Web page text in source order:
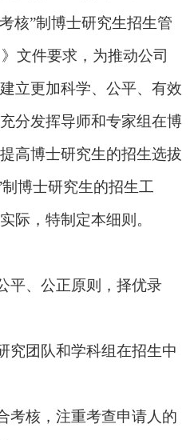
核”制博士研究生招生管
文件要求，为推动公司
立更加科学、公平、有效
分发挥导师和专家组在博
高博士研究生的招生选拔
制博士研究生的招生工
际，特制定本细则。
平、公正原则，择优录
究团队和学科组在招生中
考核，注重考查申请人的